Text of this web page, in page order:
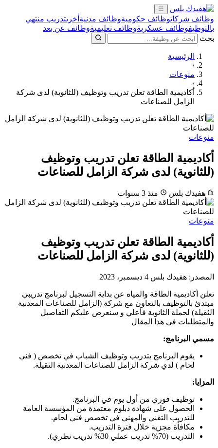
☰
وظائف شركاتوظائف حكوميةوظائف مدنية أخرىتدريب منتهي
بالتوظيفوظائف عسكريةوظائف تعليميةوظائف عن بعد
بحث
الرئيسية
›
منوعات
›
أكاديمية الطاقة تعلن تدريب وتوظيف (للثانوية) لدى شركة
الزامل للصناعات
منوعات
أكاديمية الطاقة تعلن تدريب وتوظيف
(للثانوية) لدى شركة الزامل للصناعات
هفيدك بلس منذ 3 سنوات
منوعات
أكاديمية الطاقة تعلن تدريب وتوظيف
(للثانوية) لدى شركة الزامل للصناعات
المصدر: هفيدك بلس 4 ديسمبر، 2023
تعلن أكاديمية الطاقة والمياه عن بداية التسجيل لبرنامج تدريبي
مبتدئ بالتوظيف بالتعاون مع شركة (الزامل للصناعات المعدنية
الثقيلة) لحملة الثانوية فأعلي و سنعرض عليكم التفاصيل
والمتطلبات في هذا المقال
مسمي البرنامج:
يقوم البرنامج بتدريب وتوظيف الشباب في تخصص ( فني
لحام ) لدي شركة الزامل للصناعات المعدنية الثقيلة.
المزايا:
توظيف فوري من أول يوم في البرنامج.
الحصول على شهادة دبلوم معتمدة من المؤسسة العامة
للتدريب التقني والمهني في تخصص فني لحام.
مكافأة مجزية خلال فترة التدريب.
التدريب (70% تدريب عملي 30% تدريب نظري).